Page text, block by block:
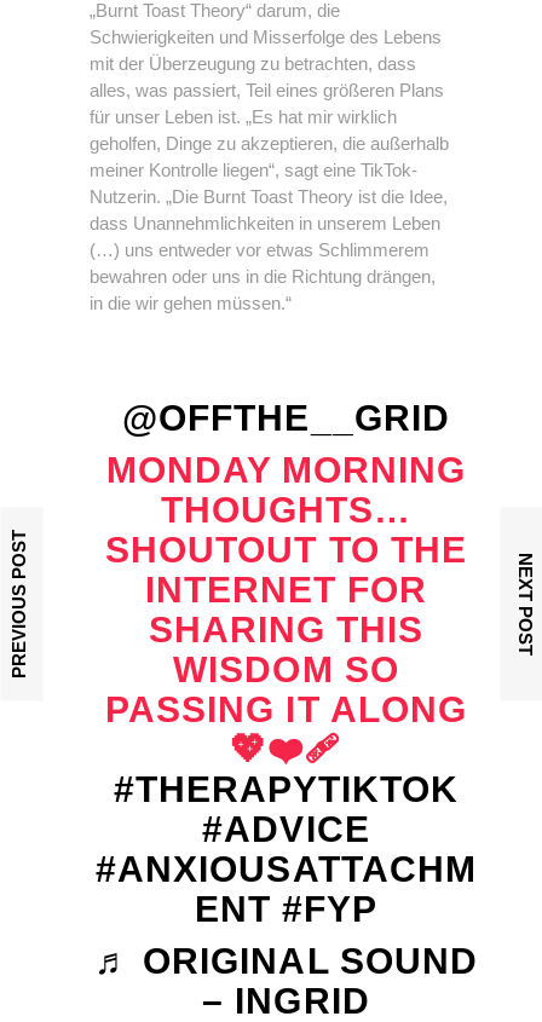
„Burnt Toast Theory“ darum, die
Schwierigkeiten und Misserfolge des Lebens
mit der Überzeugung zu betrachten, dass
alles, was passiert, Teil eines größeren Plans
für unser Leben ist. „Es hat mir wirklich
geholfen, Dinge zu akzeptieren, die außerhalb
meiner Kontrolle liegen“, sagt eine TikTok-
Nutzerin. „Die Burnt Toast Theory ist die Idee,
dass Unannehmlichkeiten in unserem Leben
(…) uns entweder vor etwas Schlimmerem
bewahren oder uns in die Richtung drängen,
in die wir gehen müssen.“
@OFFTHE__GRID
MONDAY MORNING
THOUGHTS…
SHOUTOUT TO THE
INTERNET FOR
SHARING THIS
WISDOM SO
PASSING IT ALONG
💖❤️‍🩹
#THERAPYTIKTOK
#ADVICE
#ANXIOUSATTACHM
ENT #FYP
♬ ORIGINAL SOUND
– INGRID
PREVIOUS POST NEXT POST